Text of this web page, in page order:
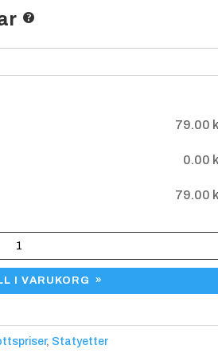
79.00
0.00
79.00
I VARUKORG
, Statyetter